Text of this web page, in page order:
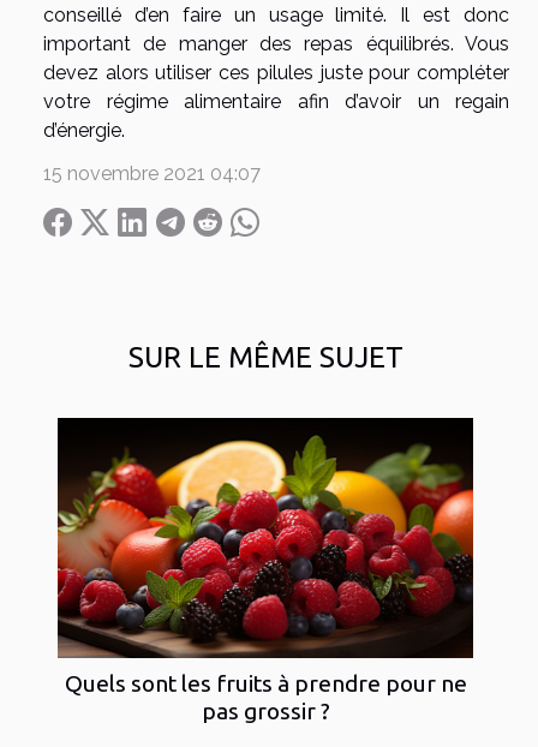
SUR LE MÊME SUJET
Quels sont les fruits à prendre pour ne
pas grossir ?
conseillé d’en faire un usage limité. Il est donc
important de manger des repas équilibrés. Vous
devez alors utiliser ces pilules juste pour compléter
votre régime alimentaire afin d’avoir un regain
d’énergie.
15 novembre 2021 04:07